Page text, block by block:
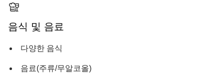
음식 및 음료
다양한 음식
음료(주류/무알코올)